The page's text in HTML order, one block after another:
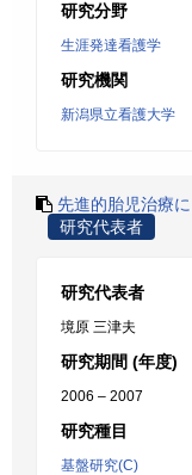
研究分野
生涯発達看護学
研究機関
新潟県立看護大学
先進的胎児治療
研究代表者
研究代表者
境原 三津夫
研究期間 (年度)
2006 – 2007
研究種目
基盤研究(C)